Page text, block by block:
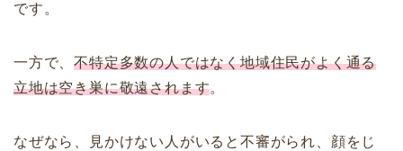
です。
一方で、不特定多数の人ではなく地域住民がよく通る
立地は空き巣に敬遠されます。
なぜなら、見かけない人がいると不審がられ、顔をじ